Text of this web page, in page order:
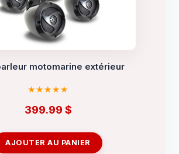
motomarine extérieur
399.99 $
AJOUTER AU PANIER